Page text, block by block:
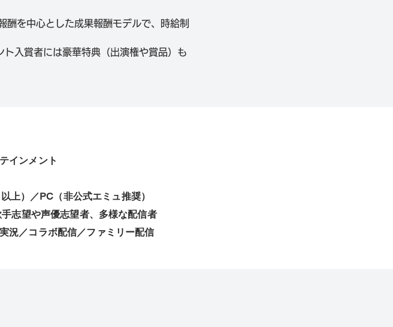
酬を中心とした成果報酬モデルで、時給制
入賞者には豪華特典（出演権や賞品）も
インメント
上）／PC（非公式エミュ推奨）
志望や声優志望者、多様な配信者
況／コラボ配信／ファミリー配信